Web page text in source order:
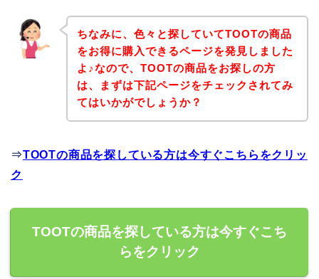
ちなみに、色々と探していてTOOTの商品
をお得に購入できるページを発見しました
よ♪なので、TOOTの商品をお探しの方
は、まずは下記ページをチェックされてみ
てはいかがでしょうか？
⇒TOOTの商品を探している方は今すぐこちらをクリッ
ク
TOOTの商品を探している方は今すぐこち
らをクリック